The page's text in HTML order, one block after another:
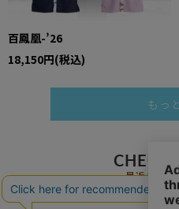
百鳳凰-’26
18,150円(税込)
もっ
最近チェッ